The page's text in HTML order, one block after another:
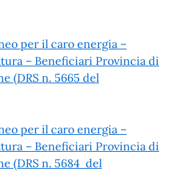
per il caro energia –
– Beneficiari Provincia di
(DRS n. 5665 del
per il caro energia –
– Beneficiari Provincia di
(DRS n. 5684 del